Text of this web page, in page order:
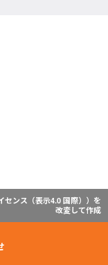
ンス（表示4.0 国際） ）を
改変して作成